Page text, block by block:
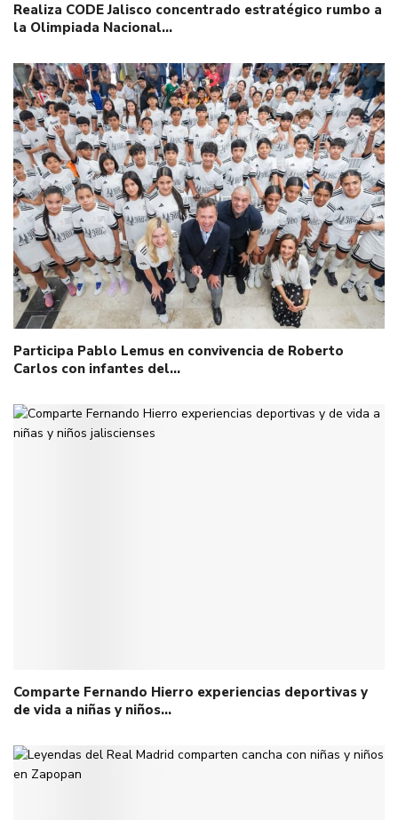
Realiza CODE Jalisco concentrado estratégico rumbo a
la Olimpiada Nacional…
Participa Pablo Lemus en convivencia de Roberto
Carlos con infantes del…
Comparte Fernando Hierro experiencias deportivas y
de vida a niñas y niños…